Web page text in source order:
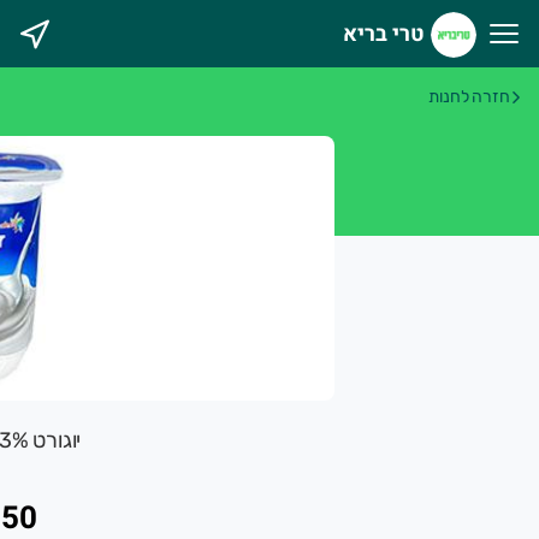
טרי בריאטרי בריא
חזרה לחנות
יוגורט 3% דנונה 200 גרם